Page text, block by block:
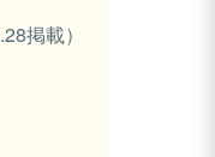
掲載）